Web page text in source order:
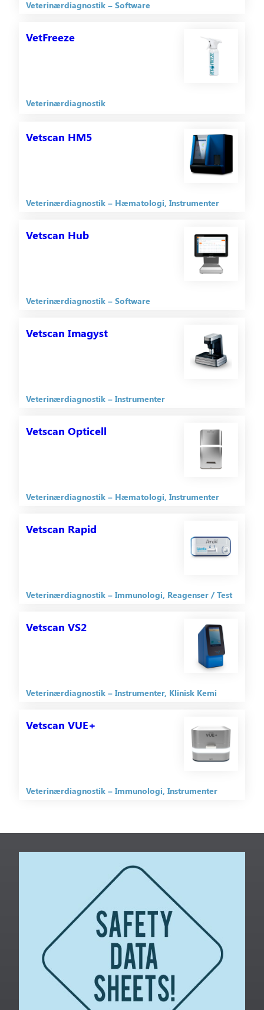
Veterinærdiagnostik Software
VetFreeze
Veterinærdiagnostik
Vetscan HM5
Veterinærdiagnostik Hæmatologi Instrumenter
Vetscan Hub
Veterinærdiagnostik Software
Vetscan Imagyst
Veterinærdiagnostik Instrumenter
Vetscan Opticell
Veterinærdiagnostik Hæmatologi Instrumenter
Vetscan Rapid
Veterinærdiagnostik Immunologi Reagenser / Test
Vetscan VS2
Veterinærdiagnostik Instrumenter Klinisk Kemi
Vetscan VUE+
Veterinærdiagnostik Immunologi Instrumenter